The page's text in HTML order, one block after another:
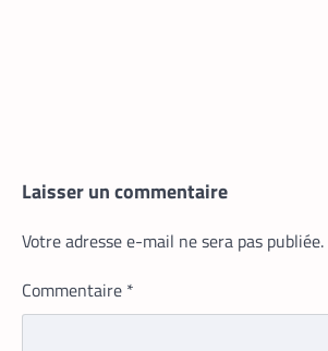
Laisser un commentaire
Votre adresse e-mail ne sera pas publiée.
Commentaire *